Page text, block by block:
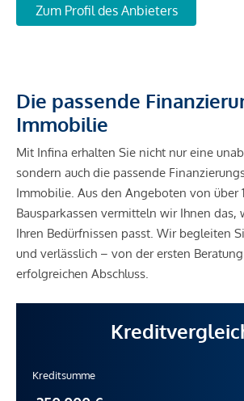
Zum Profil des Anbieters
Die passende
Immobilie
Mit Infina erhalten Sie nicht nur eine
sondern auch die passende
Immobilie. Aus den Angeboten von über
Bausparkassen vermitteln wir Ihnen das,
Ihren Bedürfnissen passt. Wir begleiten
und verlässlich – von der ersten
erfolgreichen Abschluss.
Kreditsumme